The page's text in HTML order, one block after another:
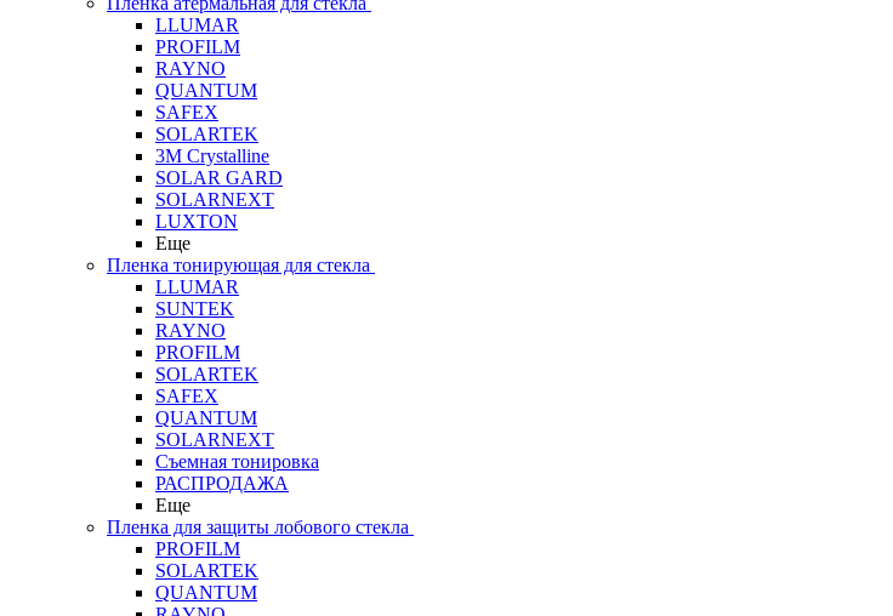
LLUMAR
PROFILM
RAYNO
QUANTUM
SAFEX
SOLARTEK
3M Crystalline
SOLAR GARD
SOLARNEXT
LUXTON
Еще
Пленка тонирующая для стекла
LLUMAR
SUNTEK
RAYNO
PROFILM
SOLARTEK
SAFEX
QUANTUM
SOLARNEXT
Съемная тонировка
РАСПРОДАЖА
Еще
Пленка для защиты лобового стекла
PROFILM
SOLARTEK
QUANTUM